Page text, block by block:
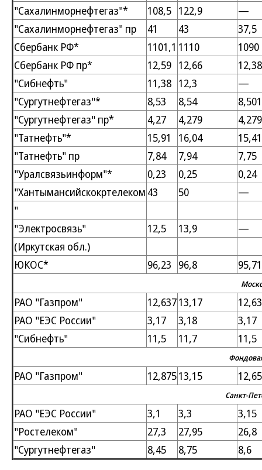
"Сахалинморнефтегаз"*
108,5 122,9
—
"Сахалинморнефтегаз" пр
41 43
37,5
Сбербанк РФ*
1101,1 1110
1090
Сбербанк РФ пр*
12,59 12,66
12,38
"Сибнефть"
11,38 12,3
—
"Сургутнефтегаз"*
8,53 8,54
8,501
"Сургутнефтегаз" пр*
4,27 4,279
4,279
"Татнефть"*
15,91 16,04
15,41
"Татнефть" пр
7,84 7,94
7,75
"Уралсвязьинформ"*
0,23 0,25
0,24
"Хантымансийскокртелеком 43 50
—
"
"Электросвязь"
12,5 13,9
—
(Иркутская обл.)
ЮКОС*
96,23 96,8 95,71
РАО "Газпром" 12,63713,17
РАО "ЕЭС России"
3,17 3,18
3,17
"Сибнефть"
11,5 11,7 11,5
РАО "Газпром" 12,87513,15 12,65
Санкт-
РАО "ЕЭС России" 3,1 3,3
3,15
"Ростелеком"
27,3 27,95
26,8
"Сургутнефтегаз"
8,45 8,75 8,6